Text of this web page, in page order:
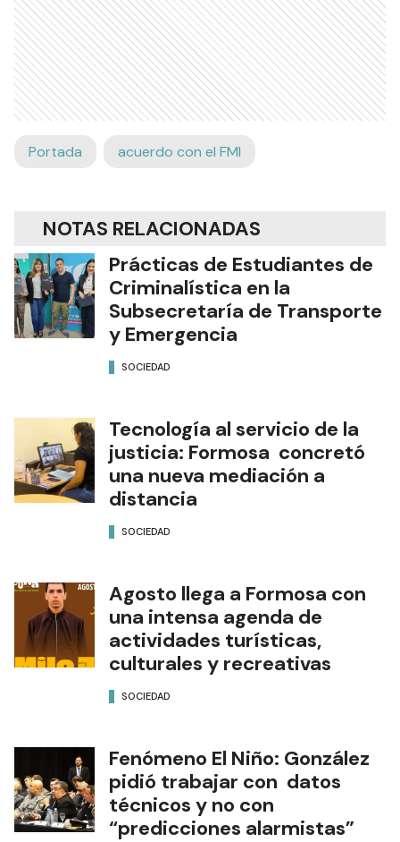
Portada acuerdo con el FMI
NOTAS RELACIONADAS
Prácticas de Estudiantes de
Criminalística en la
Subsecretaría de Transporte
y Emergencia
SOCIEDAD
Tecnología al servicio de la
justicia: Formosa concretó
una nueva mediación a
distancia
SOCIEDAD
Agosto llega a Formosa con
una intensa agenda de
actividades turísticas,
culturales y recreativas
SOCIEDAD
Fenómeno El Niño: González
pidió trabajar con datos
técnicos y no con
“predicciones alarmistas”